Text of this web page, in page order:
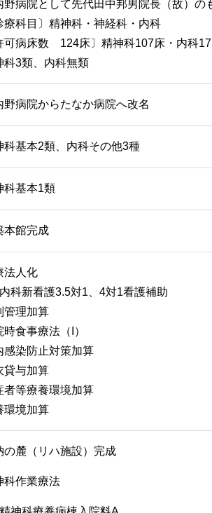
野病院として先代田中邦男院長（故）の
療科目〕精神科・神経科・内科
可病床数 124床〕精神科107床・内科
科3類、内科無類
野病院からたなか病院へ改名
科基本2類、内科その他3種
科基本1類
本館完成
法人化
科新看護3.5対1、4対1看護補助
管理加算
時食事療法（I）
感染防止対策加算
貸与加算
者等療養環境加算
環境加算
の麓（リハ施設）完成
科作業療法